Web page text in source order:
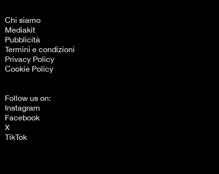
Chi siamo
Mediakit
Pubblicità
Termini e condizioni
Privacy Policy
Cookie Policy
Follow us on:
Instagram
Facebook
X
TikTok